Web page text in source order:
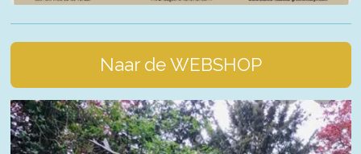
Naar de WEBSHOP